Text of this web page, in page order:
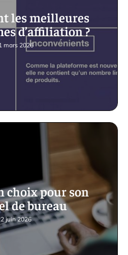
les meilleures
d’affiliation ?
mars 2026
choix pour son
de bureau
juin 2026